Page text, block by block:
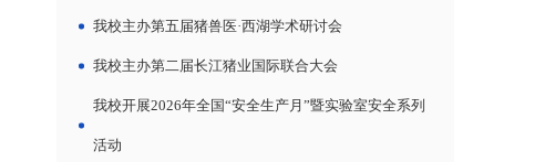
我校主办第五届猪兽医·西湖学术研讨会
我校主办第二届长江猪业国际联合大会
我校开展2026年全国“安全生产月”暨实验室安全系列
活动